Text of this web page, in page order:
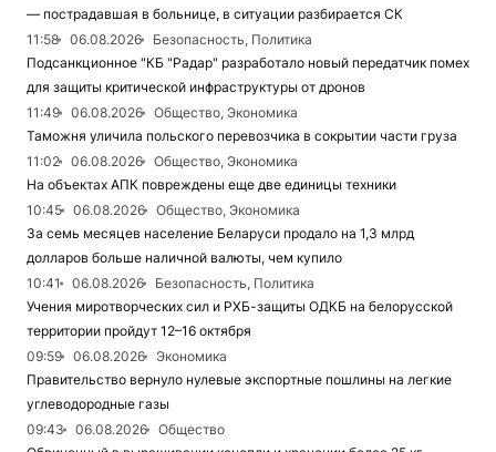
— пострадавшая в больнице, в ситуации разбирается СК
11:58
06.08.2026
Безопасность, Политика
Подсанкционное "КБ "Радар" разработало новый передатчик помех
для защиты критической инфраструктуры от дронов
11:49
06.08.2026
Общество, Экономика
Таможня уличила польского перевозчика в сокрытии части груза
11:02
06.08.2026
Общество, Экономика
На объектах АПК повреждены еще две единицы техники
10:45
06.08.2026
Общество, Экономика
За семь месяцев население Беларуси продало на 1,3 млрд
долларов больше наличной валюты, чем купило
10:41
06.08.2026
Безопасность, Политика
Учения миротворческих сил и РХБ-защиты ОДКБ на белорусской
территории пройдут 12–16 октября
09:59
06.08.2026
Экономика
Правительство вернуло нулевые экспортные пошлины на легкие
углеводородные газы
09:43
06.08.2026
Общество